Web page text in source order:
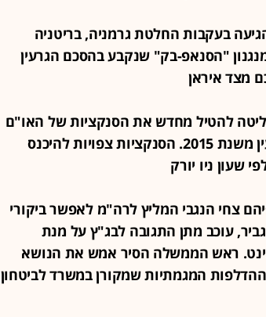
הגיעה בעקבות החלטת גרמניה, בריטניה
"הסנאפ-בק" שנקבע בהסכם הגרעין
להטיל מחדש את הסנקציות של האו"ם
על איראן שהוסרו במסגרת הסכם הגרעין משנת 2015. הסנקציות צפויות להיכנס
לפיהם צחי הנגבי המליץ לרה"מ לאפשר ביקורי
עוכב מתן התגובה לבג"ץ על מנת
ראש הממשלה הסיר אמש את הנושא
המגמתיות שמקורן במשרד לביטחון